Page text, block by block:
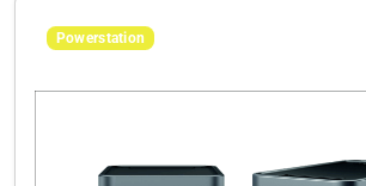
Powerstation